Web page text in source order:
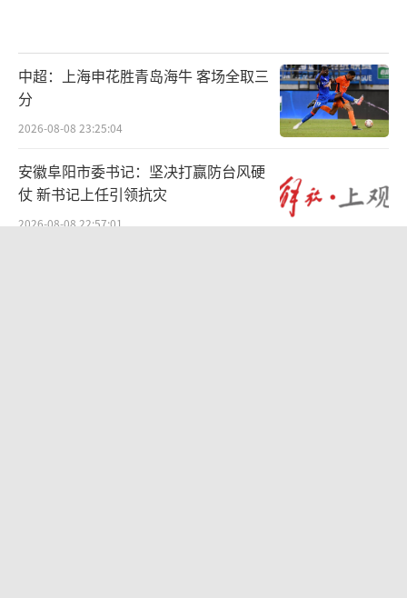
中超：上海申花胜青岛海牛 客场全取三
分
2026-08-08 23:25:04
安徽阜阳市委书记：坚决打赢防台风硬
仗 新书记上任引领抗灾
2026-08-08 22:57:01